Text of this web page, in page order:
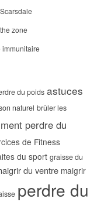
zone
immunitaire
du poids astuces
naturel brûler les
perdre du
de Fitness
du sport graisse du
du ventre maigrir
perdre du